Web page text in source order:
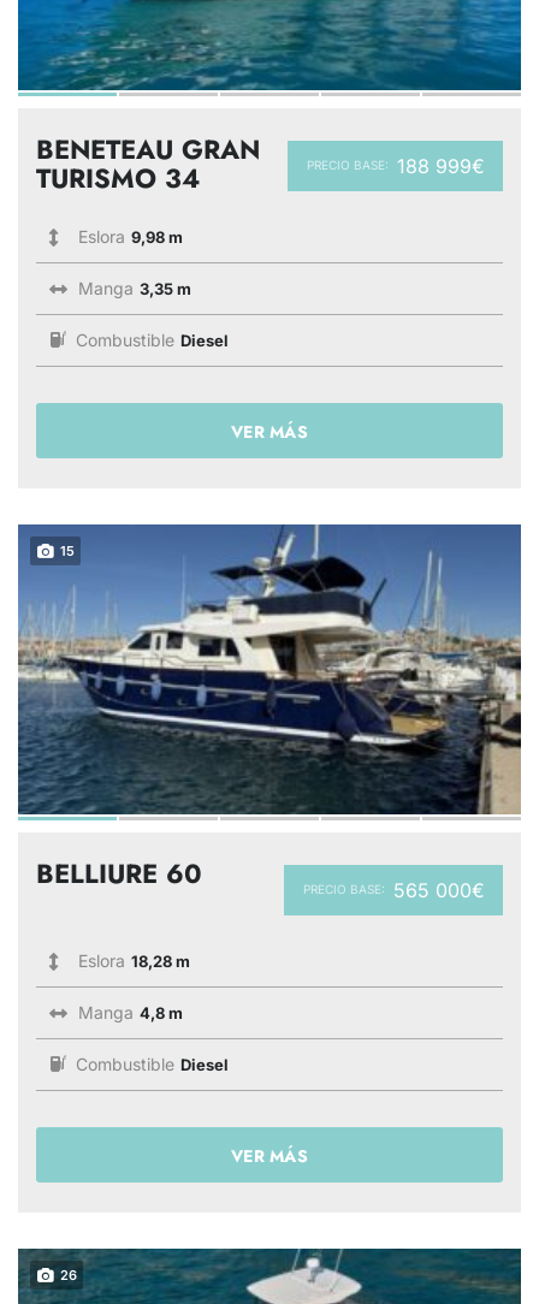
PRECIO BASE: 188 999€
BENETEAU GRAN
TURISMO 34
Eslora 9,98 m
Manga 3,35 m
Combustible Diesel
VER MÁS
15
PRECIO BASE: 565 000€
BELLIURE 60
Eslora 18,28 m
Manga 4,8 m
Combustible Diesel
VER MÁS
26